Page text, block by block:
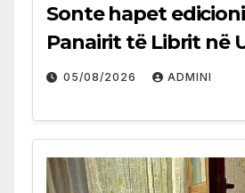
Sonte hapet
Panairit të Librit në
05/08/2026 ADMINI